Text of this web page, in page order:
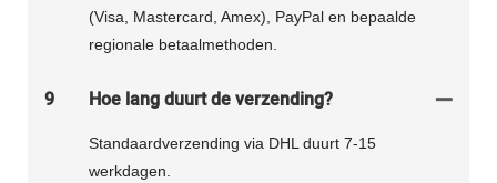
(Visa, Mastercard, Amex), PayPal en bepaalde
regionale betaalmethoden.
9 Hoe lang duurt de verzending?
Standaardverzending via DHL duurt 7-15
werkdagen.